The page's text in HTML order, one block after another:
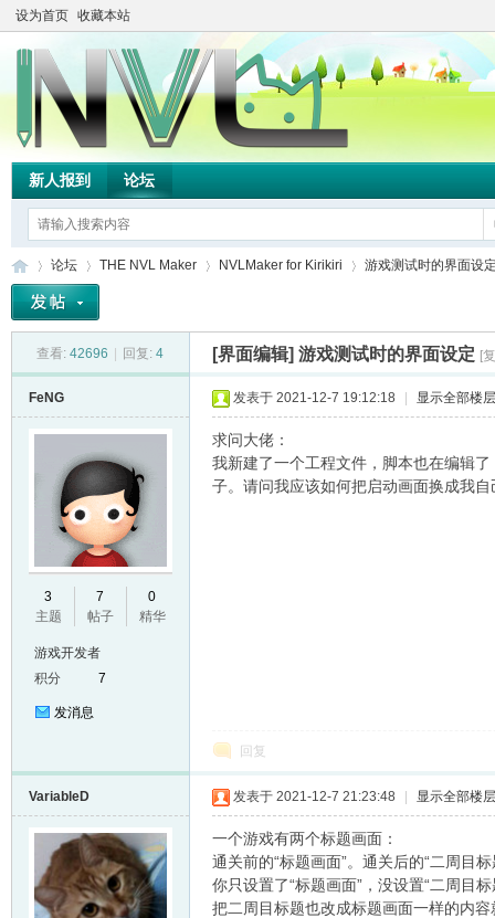
设为首页 收藏本站
新人报到 论坛
论坛
›
THE NVL Maker NVLMaker for Kirikiri
›
游戏测试时的界面设
查看: 42696 回复: 4 [界面编辑] 游戏测试时的界面设定 [
FeNG
3
主题
7
帖子
0
精华
游戏开发者
积分
7
发消息
发表于 2021-12-7 19:12:18 显示全部楼层
求问大佬：
我新建了一个工程文件，脚本也在编辑
子。请问我应该如何把启动画面换成我
回复
VariableD 发表于 2021-12-7 21:23:48 显示全部楼层
一个游戏有两个标题画面：
通关前的“标题画面”。通关后的“二周目
你只设置了“标题画面”，没设置“二周目
把二周目标题也改成标题画面一样的内容